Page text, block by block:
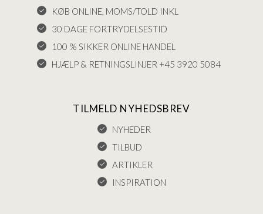
KØB ONLINE, MOMS/TOLD INKL
30 DAGE FORTRYDELSESTID
100 % SIKKER ONLINE HANDEL
HJÆLP & RETNINGSLINJER +45 3920 5084
TILMELD NYHEDSBREV
NYHEDER
TILBUD
ARTIKLER
INSPIRATION